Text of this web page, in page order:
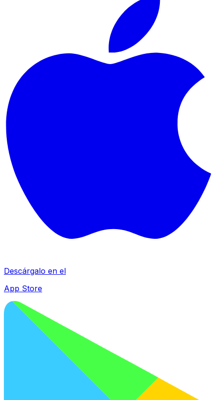
Descárgalo en el
App Store